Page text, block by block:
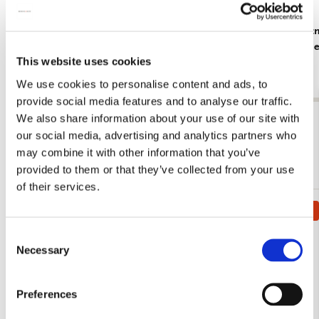
This website uses cookies
We use cookies to personalise content and ads, to
provide social media features and to analyse our traffic.
We also share information about your use of our site with
our social media, advertising and analytics partners who
may combine it with other information that you’ve
provided to them or that they’ve collected from your use
of their services.
Selection
Necessary
Preferences
Memo
Bekijk alles van Schrijfwaren
Meer van Memo blocnotes
verlanglijst